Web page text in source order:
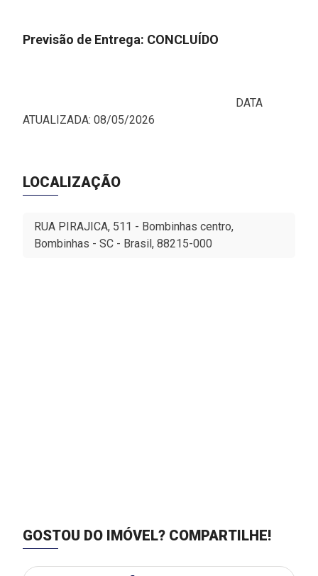
Previsão de Entrega: CONCLUÍDO
DATA
ATUALIZADA: 08/05/2026
LOCALIZAÇÃO
RUA PIRAJICA, 511 - Bombinhas centro,
Bombinhas - SC - Brasil, 88215-000
GOSTOU DO IMÓVEL? COMPARTILHE!